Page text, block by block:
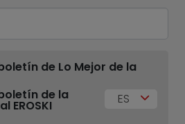
de Lo Mejor de la
de la
EROSKI ES